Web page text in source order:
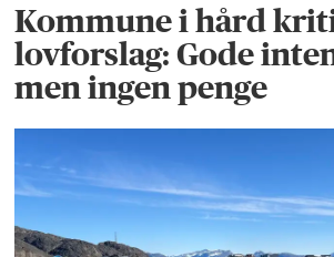
Kommune i hård
lovforslag: Gode
men ingen penge